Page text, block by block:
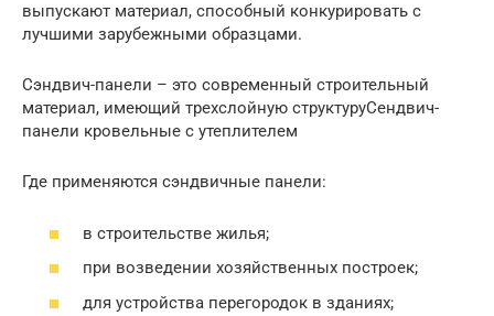
выпускают материал, способный конкурировать с
лучшими зарубежными образцами.
Сэндвич-панели – это современный строительный
материал, имеющий трехслойную структуруСендвич-
панели кровельные с утеплителем
Где применяются сэндвичные панели:
в строительстве жилья;
при возведении хозяйственных построек;
для устройства перегородок в зданиях;